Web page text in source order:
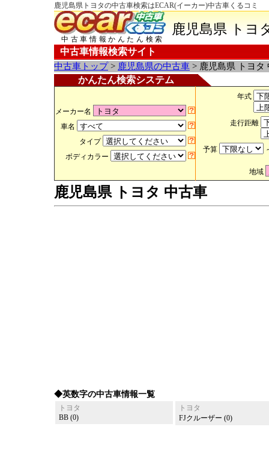
鹿児島県トヨタの中古車検索はECAR(イーカー)中古車くるコミ
中古車情報かんたん検索
鹿児島県 トヨ
中古車情報検索サイト
中古車トップ> 鹿児島県の中古車 > 鹿児島県 トヨタ
かんたん検索システム
メーカー名
車名
タイプ
ボディカラー
年式
走行距離
予算
地域
鹿児島県 トヨタ 中古車
◆英数字の中古車情報一覧
トヨタ
BB (0)
トヨタ
FJクルーザー (0)